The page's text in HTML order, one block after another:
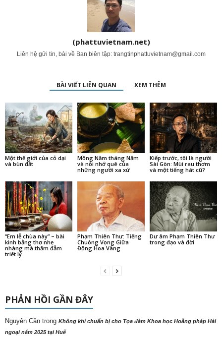
(phattuvietnam.net)
Liên hệ gửi tin, bài về Ban biên tập: trangtinphattuvietnam@gmail.com
BÀI VIẾT LIÊN QUAN XEM THÊM
Một thế giới của cỏ dại
và bùn đất
Mồng Năm tháng Năm
và nỗi nhớ quê của
những người xa xứ
Kiếp trước, tôi là người
Sài Gòn: Mùi rau thơm
và một tiếng hát cũ?
“Em lễ chùa này” – bài
kinh bằng thơ nhẹ
nhàng mà thấm đẫm
triết lý
Phạm Thiên Thư: Tiếng
Chuông Vọng Giữa
Động Hoa Vàng
Dư âm Phạm Thiên Thư
trong đạo và đời
PHẢN HỒI GẦN ĐÂY
Nguyên Cần trong Không khí chuẩn bị cho Tọa đàm Khoa học Hoằng pháp Hải
ngoại năm 2025 tại Huế